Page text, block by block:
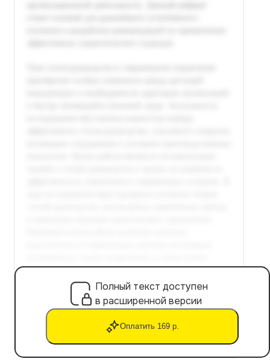
Полный текст доступен
в расширенной версии
Оплатить 169 р.